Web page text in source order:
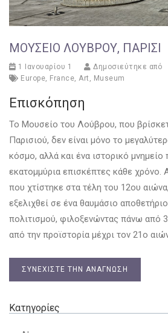
ΜΟΥΣΕΊΟ ΛΟΎΒΡΟΥ, ΠΑΡΊΣΙ
1 Ιανουαρίου 1
Δημοσιεύτηκε από
Europe, France, Art , Museum
Επισκόπηση
Το Μουσείο του Λούβρου, που
Παρισιού, δεν είναι μόνο το
κόσμο, αλλά και ένα ιστορικό μνημείο
εκατομμύρια επισκέπτες κάθε χρόνο.
που χτίστηκε στα τέλη του 12ου
εξελιχθεί σε ένα θαυμάσιο
πολιτισμού, φιλοξενώντας πάνω από
από την προϊστορία μέχρι τον 21ο
ΣΥΝΕΧΊΣΤΕ ΤΗΝ ΑΝΆΓΝΩΣΗ
Κατηγορίες